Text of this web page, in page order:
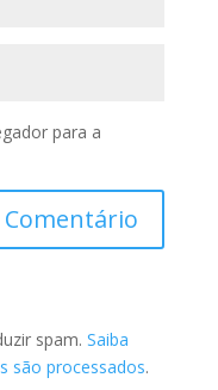
para a
spam. Saiba
são processados.